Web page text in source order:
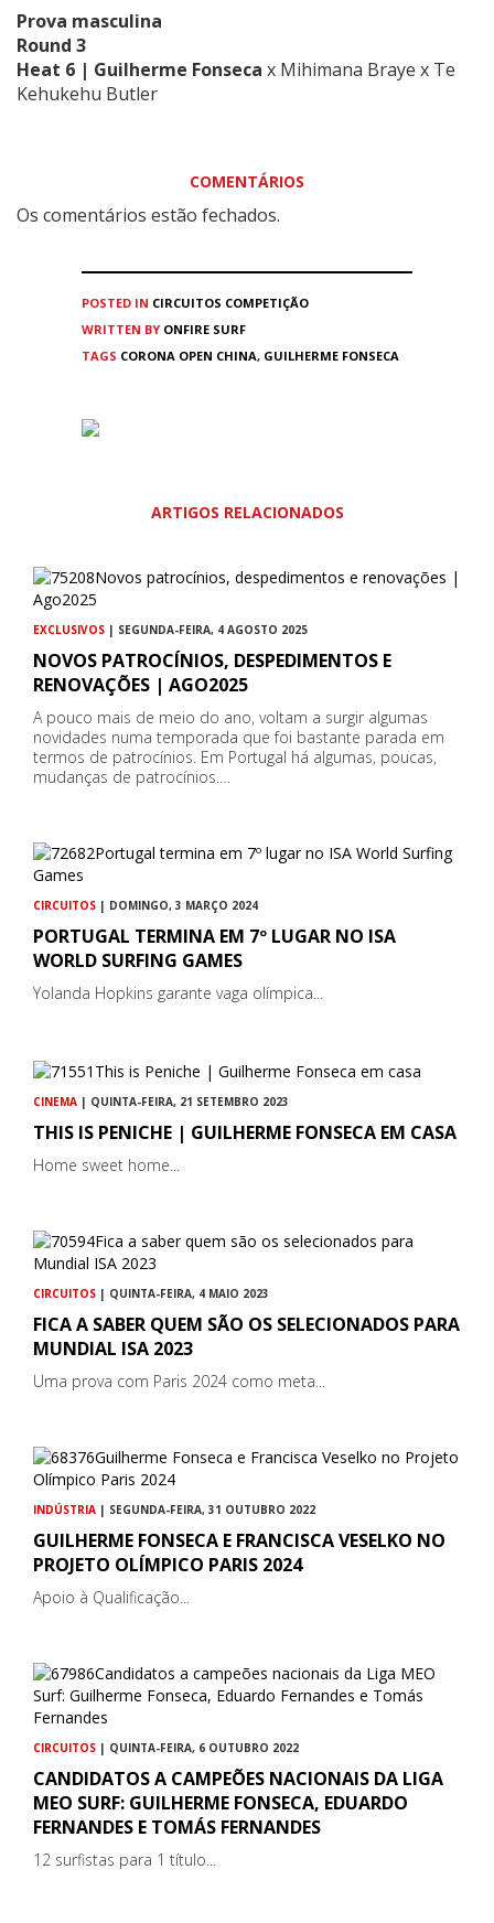
Prova masculina
Round 3
Heat 6 | Guilherme Fonseca x Mihimana Braye x Te
Kehukehu Butler
COMENTÁRIOS
Os comentários estão fechados.
POSTED IN CIRCUITOS COMPETIÇÃO
WRITTEN BY ONFIRE SURF
TAGS CORONA OPEN CHINA, GUILHERME FONSECA
ARTIGOS RELACIONADOS
EXCLUSIVOS | SEGUNDA-FEIRA, 4 AGOSTO 2025
NOVOS PATROCÍNIOS, DESPEDIMENTOS E
RENOVAÇÕES | AGO2025
A pouco mais de meio do ano, voltam a surgir algumas
novidades numa temporada que foi bastante parada em
termos de patrocínios. Em Portugal há algumas, poucas,
mudanças de patrocínios.…
CIRCUITOS | DOMINGO, 3 MARÇO 2024
PORTUGAL TERMINA EM 7º LUGAR NO ISA
WORLD SURFING GAMES
Yolanda Hopkins garante vaga olímpica...
CINEMA | QUINTA-FEIRA, 21 SETEMBRO 2023
THIS IS PENICHE | GUILHERME FONSECA EM CASA
Home sweet home...
CIRCUITOS | QUINTA-FEIRA, 4 MAIO 2023
FICA A SABER QUEM SÃO OS SELECIONADOS PARA
MUNDIAL ISA 2023
Uma prova com Paris 2024 como meta...
INDÚSTRIA | SEGUNDA-FEIRA, 31 OUTUBRO 2022
GUILHERME FONSECA E FRANCISCA VESELKO NO
PROJETO OLÍMPICO PARIS 2024
Apoio à Qualificação...
CIRCUITOS | QUINTA-FEIRA, 6 OUTUBRO 2022
CANDIDATOS A CAMPEÕES NACIONAIS DA LIGA
MEO SURF: GUILHERME FONSECA, EDUARDO
FERNANDES E TOMÁS FERNANDES
12 surfistas para 1 título...